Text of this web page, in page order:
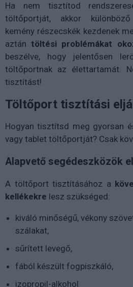
Ha nem tisztítod
töltőportját, akkor
kemény részecskék kezdenek
aztántöltési problémákat
beszélve, hogy jelentősen
töltőportnak az élettartamát.
tisztítást!
Töltőport tisztítási
Hogyan tisztítsd meg gyorsan
vagy tablet töltőportját? Csak
Alapvető segédeszközök
A töltőport tisztításához a
kellékekre lesz szükséged:
kiváló minőségű, vékony
szálakat,
sűrített levegő,
fából készült fogpiszkáló,
izopropil-alkohol